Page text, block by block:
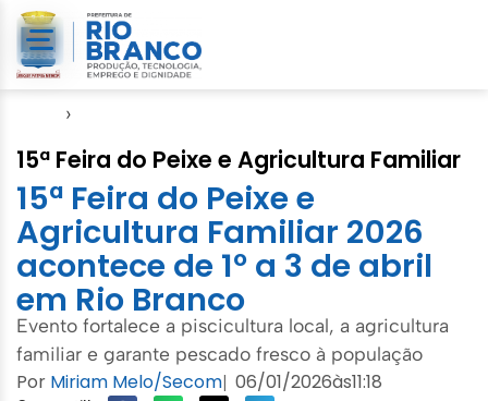
›
15ª Feira do Peixe e Agricultura Familiar
15ª Feira do Peixe e
Agricultura Familiar 2026
acontece de 1º a 3 de abril
em Rio Branco
Evento fortalece a piscicultura local, a agricultura
familiar e garante pescado fresco à população
Por Miriam Melo/Secom| 06/01/2026às11:18